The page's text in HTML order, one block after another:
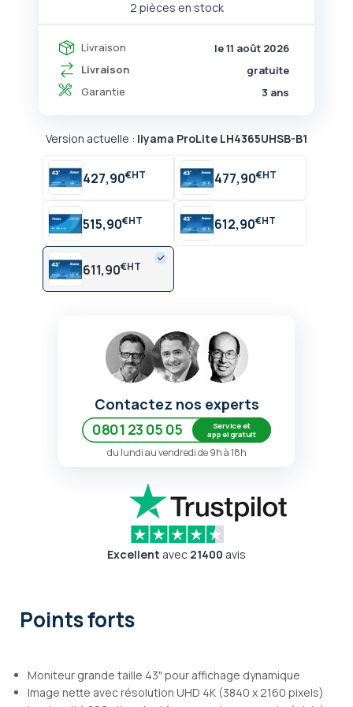
2 pièces en stock
Livraison
le 11 août 2026
Livraison
gratuite
Garantie
3 ans
Version actuelle : Iiyama ProLite LH4365UHSB-B1
427,90€ 477,90€
515,90€ 612,90€
611,90€
Contactez nos experts
0801 23 05 05
Service et
appel gratuit
du lundi au vendredi de 9h à 18h
Excellent avec 21400 avis
Points forts
Moniteur grande taille 43" pour affichage dynamique
Image nette avec résolution UHD 4K (3840 x 2160 pixels)